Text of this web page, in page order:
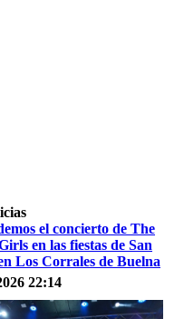
el concierto de The
en las fiestas de San
Los Corrales de Buelna
22:14